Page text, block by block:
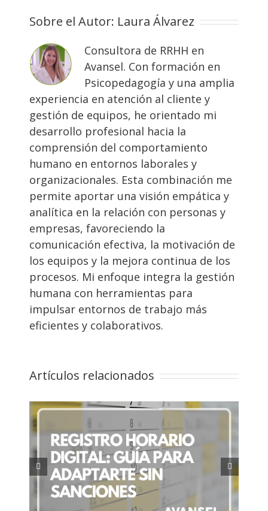
Sobre el Autor: Laura Álvarez
Consultora de RRHH en
Avansel. Con formación en
Psicopedagogía y una amplia
experiencia en atención al cliente y
gestión de equipos, he orientado mi
desarrollo profesional hacia la
comprensión del comportamiento
humano en entornos laborales y
organizacionales. Esta combinación me
permite aportar una visión empática y
analítica en la relación con personas y
empresas, favoreciendo la
comunicación efectiva, la motivación de
los equipos y la mejora continua de los
procesos. Mi enfoque integra la gestión
humana con herramientas para
impulsar entornos de trabajo más
eficientes y colaborativos.
Artículos relacionados
Retribución flexible: Qué es y
cómo optimiza tu salario